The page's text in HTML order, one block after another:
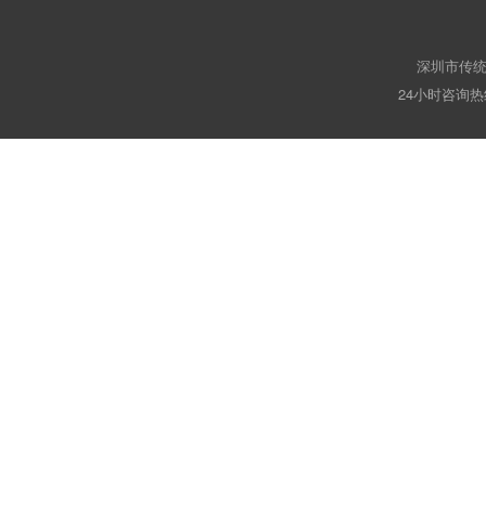
深圳市传
24小时咨询